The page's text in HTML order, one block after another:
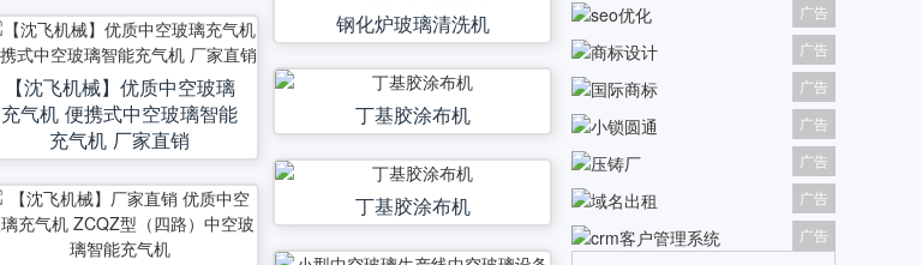
【沈飞机械】优质中空玻璃
充气机 便携式中空玻璃智能
充气机 厂家直销
钢化炉玻璃清洗机
丁基胶涂布机
丁基胶涂布机
广告
广告
广告
广告
广告
广告
广告